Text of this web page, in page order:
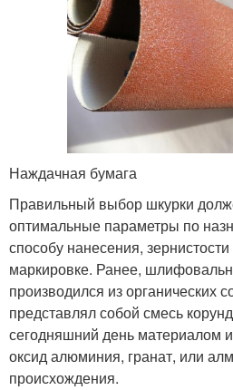
Наждачная бумага
Правильный выбор шкурки
оптимальные параметры по
способу нанесения,
маркировке. Ранее,
производился из органических
представлял собой смесь
сегодняшний день материалом
оксид алюминия, гранат, или
происхождения.